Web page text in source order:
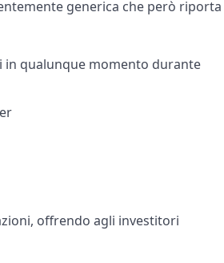
generica che però riporta
qualunque momento durante
offrendo agli investitori